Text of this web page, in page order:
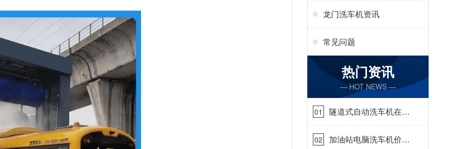
龙门洗车机资讯
常见问题
热门资讯
— HOT NEWS —
01
隧道式自动洗车机在哪
里购买[隆茂鑫晟]
02
加油站电脑洗车机价格